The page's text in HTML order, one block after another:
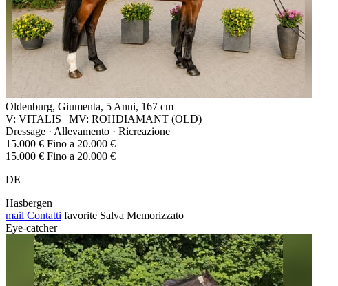
Oldenburg, Giumenta, 5 Anni, 167 cm
V: VITALIS | MV: ROHDIAMANT (OLD)
Dressage · Allevamento · Ricreazione
15.000 € Fino a 20.000 €
15.000 € Fino a 20.000 €
DE
Hasbergen
mail Contatti favorite Salva Memorizzato
Eye-catcher